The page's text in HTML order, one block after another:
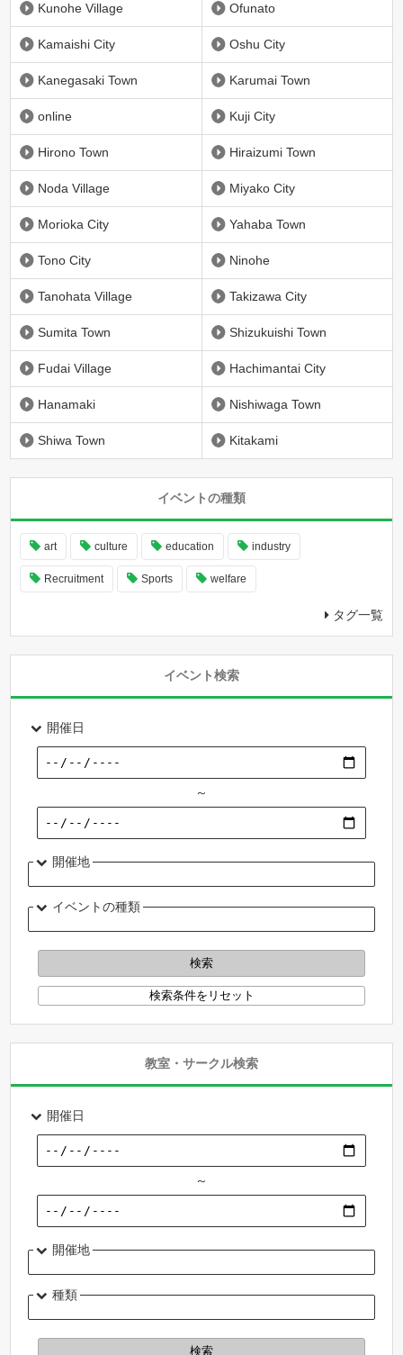
Kunohe Village Ofunato
Kamaishi City Oshu City
Kanegasaki Town Karumai Town
online Kuji City
Hirono Town Hiraizumi Town
Noda Village Miyako City
Morioka City Yahaba Town
Tono City Ninohe
Tanohata Village Takizawa City
Sumita Town Shizukuishi Town
Fudai Village Hachimantai City
Hanamaki Nishiwaga Town
Shiwa Town Kitakami
イベントの種類
art culture education industry
Recruitment Sports welfare
タグ一覧
イベント検索
開催日
～
開催地
イベントの種類
教室・サークル検索
開催日
～
開催地
種類